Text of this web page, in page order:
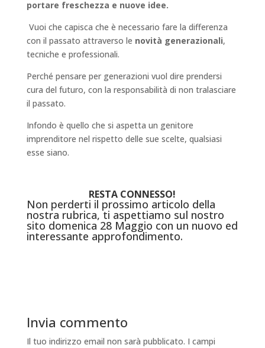
portare freschezza e nuove idee.
Vuoi che capisca che è necessario fare la differenza
con il passato attraverso le novità generazionali,
tecniche e professionali.
Perché pensare per generazioni vuol dire prendersi
cura del futuro, con la responsabilità di non tralasciare
il passato.
Infondo è quello che si aspetta un genitore
imprenditore nel rispetto delle sue scelte, qualsiasi
esse siano.
RESTA CONNESSO!
Non perderti il prossimo articolo della
nostra rubrica, ti aspettiamo sul nostro
sito domenica 28 Maggio con un nuovo ed
interessante approfondimento.
Invia commento
Il tuo indirizzo email non sarà pubblicato. I campi